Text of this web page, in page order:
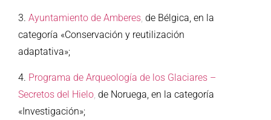
3. Ayuntamiento de Amberes, de Bélgica, en la
categoría «Conservación y reutilización
adaptativa»;
4. Programa de Arqueología de los Glaciares –
Secretos del Hielo de Noruega, en la categoría
«Investigación»;